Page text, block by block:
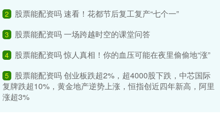
2 股票能配资吗 速看！花都节后复工复产“七个一”
3 股票能配资吗 一场跨越时空的课堂问答
4 股票能配资吗 惊人真相！你的血压可能在夜里偷偷地“涨”
5
股票能配资吗 创业板跌超2%，超4000股下跌，中芯国际
复牌跌超10%，黄金地产逆势上涨，恒指创近四年新高，阿里
涨超3%